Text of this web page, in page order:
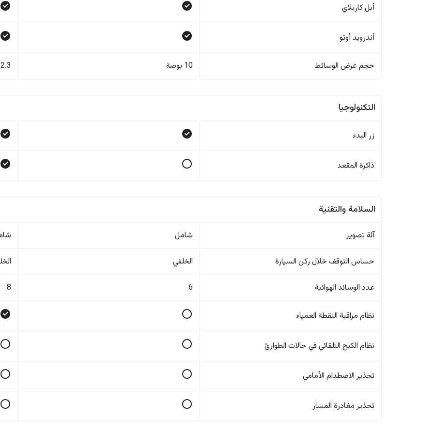
أبل كاربلاي
أندرويد أوتو
حجم عرض الوسائط 10 بوصة 12.3
التكنولوجيا
زر البدء
ذاكرة المقعد
السلامة والتقنية
آلة تصوير شامل
حساس التوقف خلال ركن السيارة الخلفي
عدد الوسائد الهوائية 6
8
نظام مراقبة النقطة العمياء
نظام الكبح التلقائي في حالات الطوارئ
تحذير الاصطدام الأمامي
تحذير مغادرة المسار